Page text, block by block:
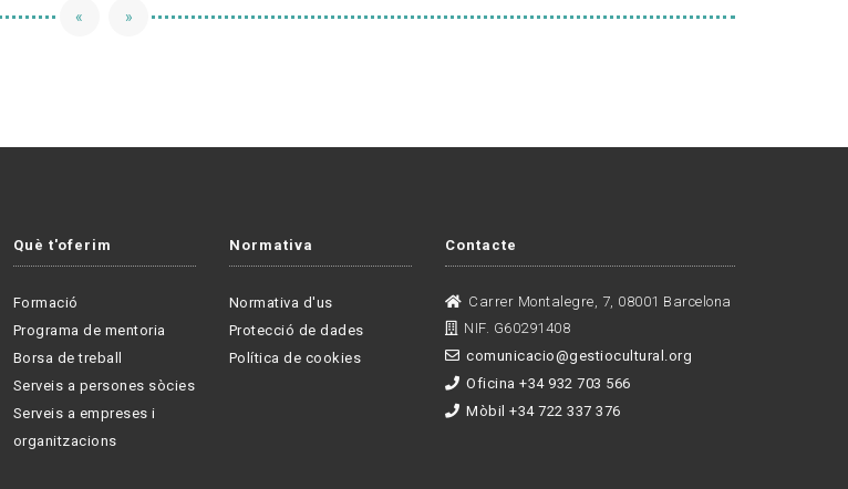
« »
Què t'oferim
Formació
Programa de mentoria
Borsa de treball
Serveis a persones sòcies
Serveis a empreses i
organitzacions
Normativa
Normativa d'us
Protecció de dades
Política de cookies
Contacte
Carrer Montalegre, 7, 08001 Barcelona
NIF. G60291408
comunicacio@gestiocultural.org
Oficina +34 932 703 566
Mòbil +34 722 337 376